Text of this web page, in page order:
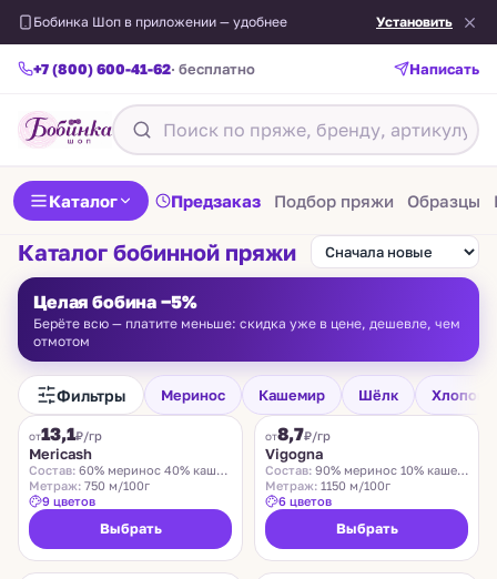
Бобинка Шоп в приложении — удобнее Установить
+7 (800) 600-41-62· бесплатно Написать
Каталог Предзаказ Подбор пряжи Образцы
Каталог бобинной пряжи
Целая бобина −5%
Берёте всю — платите меньше: скидка уже в цене, дешевле, чем
отмотом
Фильтры Меринос Кашемир Шёлк Хлопок
FILAMORE
от13,1₽/гр
Mericash
Состав: 60% меринос 40% кашемир
Метраж: 750 м/100г
9 цветов
Выбрать
VIGOGNA
от8,7₽/гр
Vigogna
Состав: 90% меринос 10% кашемир
Метраж: 1150 м/100г
6 цветов
Выбрать